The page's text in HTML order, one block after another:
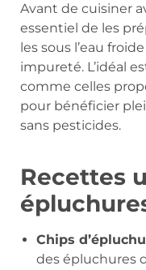
Avant de cuisiner
essentiel de les
les sous l’eau
impureté. L’idéal
comme celles
pour bénéficier
sans pesticides.
Recettes
Chips
des épluchures